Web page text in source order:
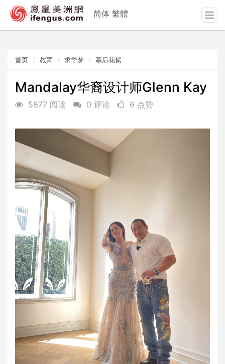
首页 教育 求学梦 幕后花絮
Mandalay华裔设计师Glenn Kay
5877 阅读 0 评论 6 点赞
简体 繁體
T
o
n
g